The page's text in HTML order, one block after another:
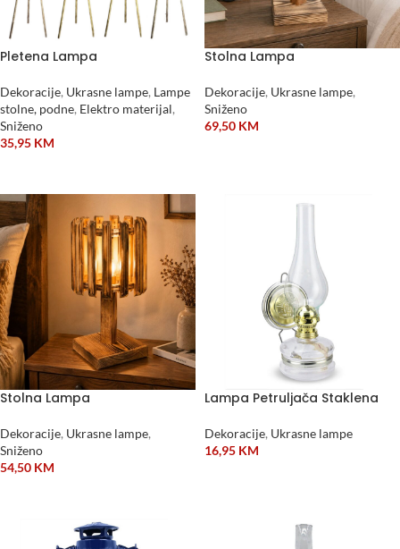
Pletena Lampa
Dekoracije, Ukrasne lampe, Lampe
stolne, podne, Elektro materijal,
Sniženo
35,95 KM
Stolna Lampa
Dekoracije, Ukrasne lampe,
Sniženo
69,50 KM
Stolna Lampa
Dekoracije, Ukrasne lampe,
Sniženo
54,50 KM
Lampa Petruljača Staklena
Dekoracije, Ukrasne lampe
16,95 KM